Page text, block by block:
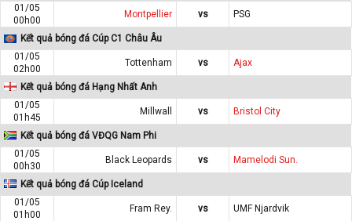
01/05
00h00
Montpellier vs PSG
Kết quả bóng đá Cúp C1 Châu Âu
01/05
02h00
Tottenham vs Ajax
Kết quả bóng đá Hạng Nhất Anh
01/05
01h45
Millwall vs Bristol City
Kết quả bóng đá VĐQG Nam Phi
01/05
00h30
Black Leopards vs Mamelodi Sun.
Kết quả bóng đá Cúp Iceland
01/05
01h00
Fram Rey. vs
UMF Njardvik